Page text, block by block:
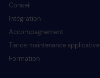
Conseil
Intégration
Accompagnement
Tierce maintenance applicative
Formation